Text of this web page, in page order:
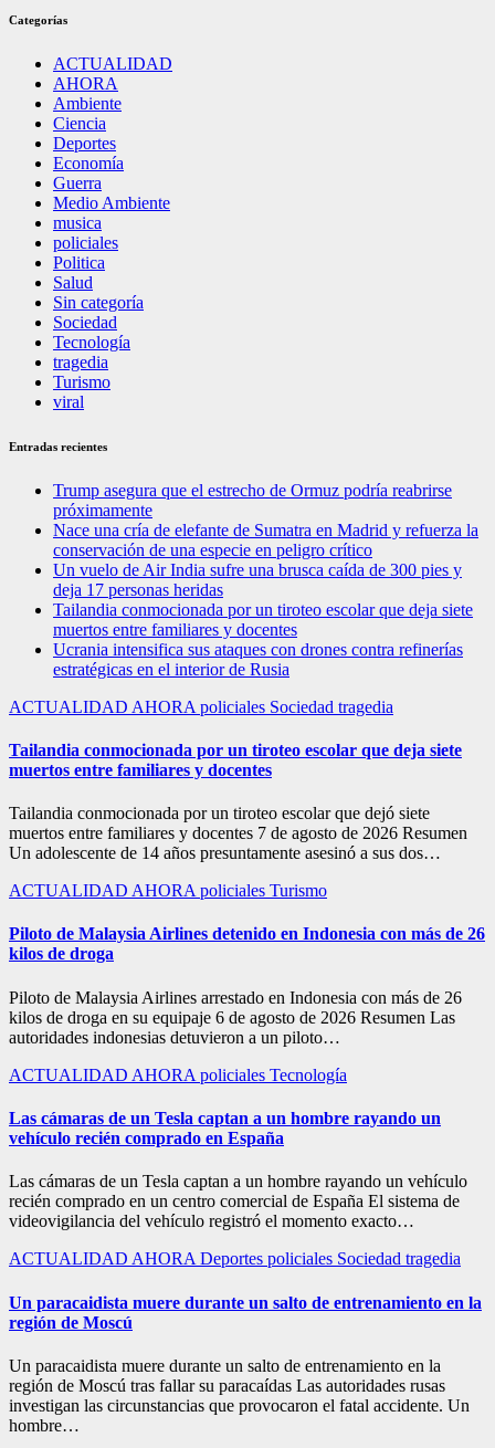
Categorías
ACTUALIDAD
AHORA
Ambiente
Ciencia
Deportes
Economía
Guerra
Medio Ambiente
musica
policiales
Politica
Salud
Sin categoría
Sociedad
Tecnología
tragedia
Turismo
viral
Entradas recientes
Trump asegura que el estrecho de Ormuz podría reabrirse
próximamente
Nace una cría de elefante de Sumatra en Madrid y refuerza la
conservación de una especie en peligro crítico
Un vuelo de Air India sufre una brusca caída de 300 pies y
deja 17 personas heridas
Tailandia conmocionada por un tiroteo escolar que deja siete
muertos entre familiares y docentes
Ucrania intensifica sus ataques con drones contra refinerías
estratégicas en el interior de Rusia
ACTUALIDAD AHORA policiales Sociedad tragedia
Tailandia conmocionada por un tiroteo escolar que deja siete
muertos entre familiares y docentes
Tailandia conmocionada por un tiroteo escolar que dejó siete
muertos entre familiares y docentes 7 de agosto de 2026 Resumen
Un adolescente de 14 años presuntamente asesinó a sus dos…
ACTUALIDAD AHORA policiales Turismo
Piloto de Malaysia Airlines detenido en Indonesia con más de 26
kilos de droga
Piloto de Malaysia Airlines arrestado en Indonesia con más de 26
kilos de droga en su equipaje 6 de agosto de 2026 Resumen Las
autoridades indonesias detuvieron a un piloto…
ACTUALIDAD AHORA policiales Tecnología
Las cámaras de un Tesla captan a un hombre rayando un
vehículo recién comprado en España
Las cámaras de un Tesla captan a un hombre rayando un vehículo
recién comprado en un centro comercial de España El sistema de
videovigilancia del vehículo registró el momento exacto…
ACTUALIDAD AHORA Deportes policiales Sociedad tragedia
Un paracaidista muere durante un salto de entrenamiento en la
región de Moscú
Un paracaidista muere durante un salto de entrenamiento en la
región de Moscú tras fallar su paracaídas Las autoridades rusas
investigan las circunstancias que provocaron el fatal accidente. Un
hombre…